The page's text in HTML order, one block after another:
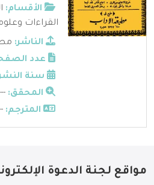
الأقسام:
القراءات
الناشر:
عدد
سنة
المحقق:
المترجم:
مواقع لجنة الدعوة